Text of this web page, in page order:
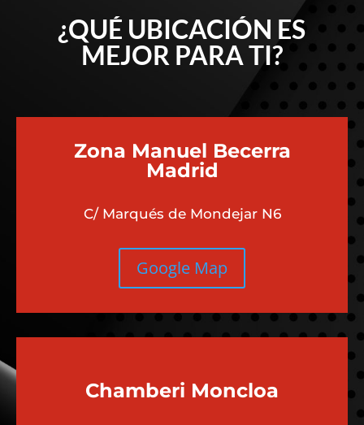
¿QUÉ UBICACIÓN ES
MEJOR PARA TI?
Zona Manuel Becerra
Madrid
C/ Marqués de Mondejar N6
Google Map
Chamberi Moncloa